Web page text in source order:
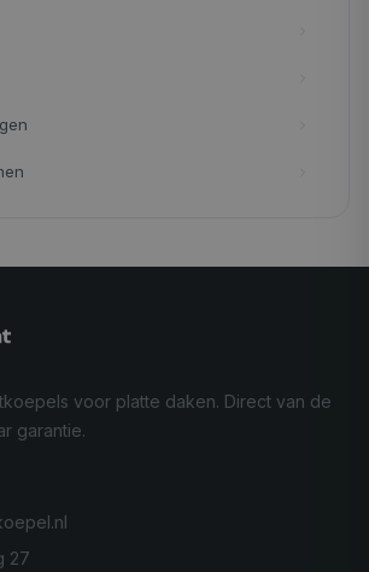
voor platte daken. Direct van de
garantie.
27